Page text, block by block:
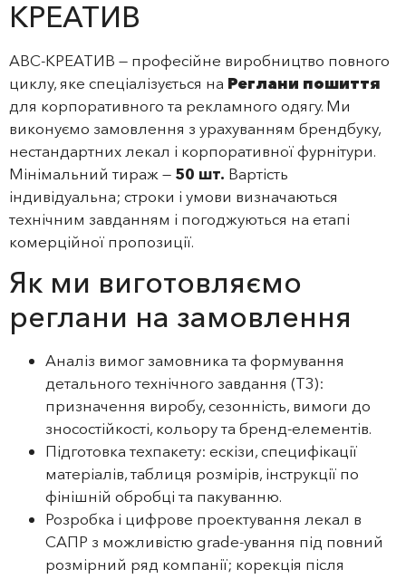
КРЕАТИВ
АВС-КРЕАТИВ — професійне виробництво повного
циклу, яке спеціалізується на Реглани пошиття
для корпоративного та рекламного одягу. Ми
виконуємо замовлення з урахуванням брендбуку,
нестандартних лекал і корпоративної фурнітури.
Мінімальний тираж — 50 шт. Вартість
індивідуальна; строки і умови визначаються
технічним завданням і погоджуються на етапі
комерційної пропозиції.
Як ми виготовляємо
реглани на замовлення
Аналіз вимог замовника та формування
детального технічного завдання (ТЗ):
призначення виробу, сезонність, вимоги до
зносостійкості, кольору та бренд-елементів.
Підготовка техпакету: ескізи, специфікації
матеріалів, таблиця розмірів, інструкції по
фінішній обробці та пакуванню.
Розробка і цифрове проектування лекал в
САПР з можливістю grade-ування під повний
розмірний ряд компанії; корекція після